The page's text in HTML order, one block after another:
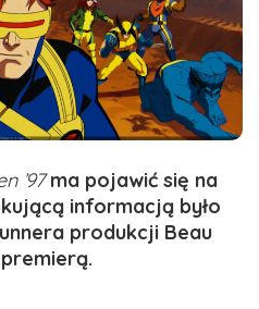
’97ma pojawić się na
informacją było
produkcji Beau